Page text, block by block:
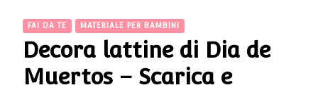
FAI DA TE MATERIALE PER BAMBINI
Decora lattine di Dia de
Muertos – Scarica e